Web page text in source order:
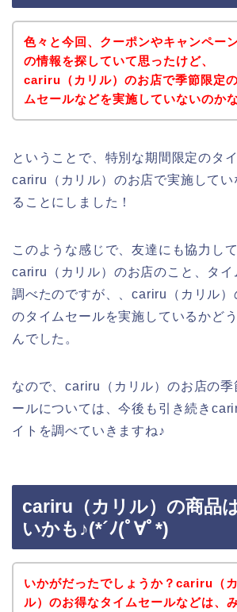
色々と今回、クーポンやキャンペー
の情報を探していて思ったけど、
cariru（カリル）のお店で季節限定
ムセールなどを実施していないのか
ということで、特別な期間限定のタ
cariru（カリル）のお店で実施してい
ることにしました！
このような感じで、友達にも協力し
cariru（カリル）のお店のこと、タイ
調べたのですが、、cariru（カリル）
のタイムセールを実施しているかど
んでした。
なので、cariru（カリル）のお店の
ールについては、今後も引き続き
イトを調べていきますね♪
cariru（カリル）の商品
いかも♪(*´ﾉ(ﾟ∀ﾟ*)
いかがだったでしょうか？cariru（
ル）のお得なタイムセールなどは、